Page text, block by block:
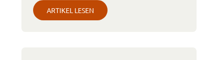
ARTIKEL LESEN